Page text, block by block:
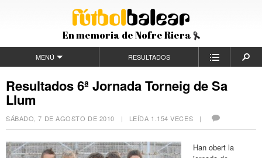
En memoria de Nofre Riera
MENÚ RESULTADOS
Resultados 6ª Jornada Torneig de Sa
Llum
SÁBADO, 7 DE AGOSTO DE 2010 | LEÍDA 1.154 VECES |
Han obert la